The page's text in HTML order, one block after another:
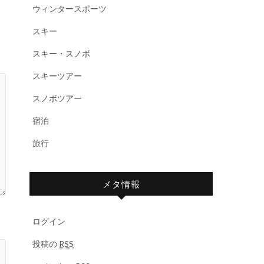
ウィンタースポーツ
スキー
スキー・スノボ
スキーツアー
スノボツアー
宿泊
旅行
メタ情報
ログイン
投稿の RSS